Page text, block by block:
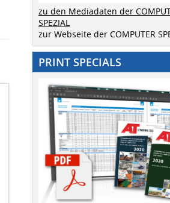
zu den Mediadaten der
SPEZIAL
zur Webseite der COMPUTER
PRINT SPECIALS